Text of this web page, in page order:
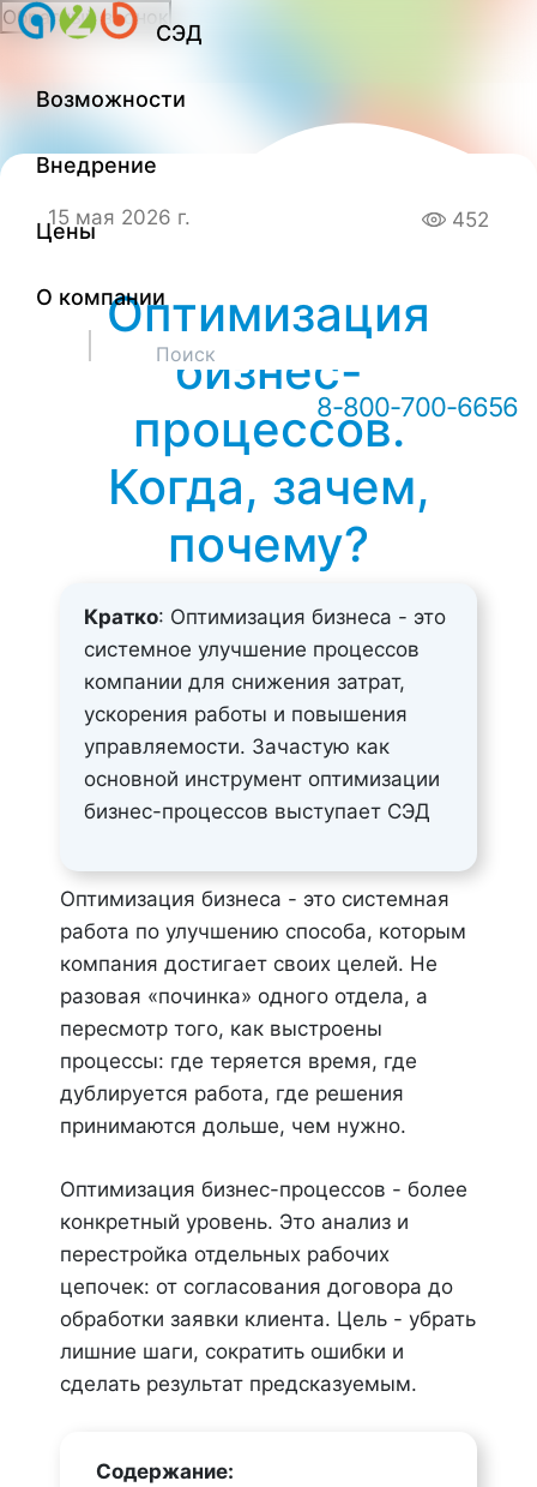
Обратный звонок
Онлайн-консультация А2Б
Здравствуйте! Мы можем вам
чем-то помочь?
СЭД
Возможности
Внедрение
Цены
О компании
8-800-700-6656
15 мая 2026 г. 452
Оптимизация
бизнес-
процессов.
Когда, зачем,
почему?
Кратко: Оптимизация бизнеса - это
системное улучшение процессов
компании для снижения затрат,
ускорения работы и повышения
управляемости. Зачастую как
основной инструмент оптимизации
бизнес-процессов выступает СЭД
Оптимизация бизнеса - это системная
работа по улучшению способа, которым
компания достигает своих целей. Не
разовая «починка» одного отдела, а
пересмотр того, как выстроены
процессы: где теряется время, где
дублируется работа, где решения
принимаются дольше, чем нужно.
Оптимизация бизнес-процессов - более
конкретный уровень. Это анализ и
перестройка отдельных рабочих
цепочек: от согласования договора до
обработки заявки клиента. Цель - убрать
лишние шаги, сократить ошибки и
сделать результат предсказуемым.
Содержание: